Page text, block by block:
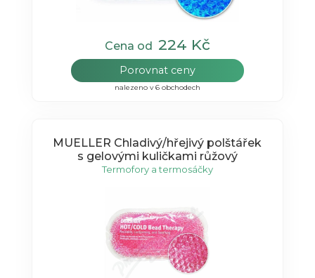
Cena od 224 Kč
Porovnat ceny
nalezeno v 6 obchodech
MUELLER Chladivý/hřejivý polštářek
s gelovými kuličkami růžový
Termofory a termosáčky